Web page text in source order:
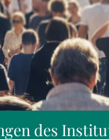
des